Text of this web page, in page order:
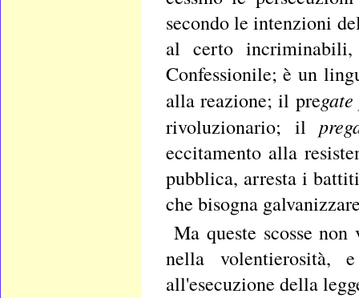
secondo le intenzioni
al certo
Confessionile; è un
alla reazione; il pre
rivoluzionario; il
eccitamento alla
pubblica, arresta i
che bisogna
Ma queste scosse
nella volentierosità,
all'esecuzione della